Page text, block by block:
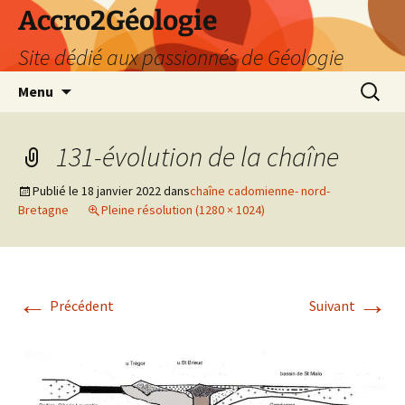
Accro2Géologie
Site dédié aux passionnés de Géologie
Menu
131-évolution de la chaîne
Publié le 18 janvier 2022danschaîne cadomienne- nord-
Bretagne
Pleine résolution (1280 × 1024)
← Précédent Suivant →